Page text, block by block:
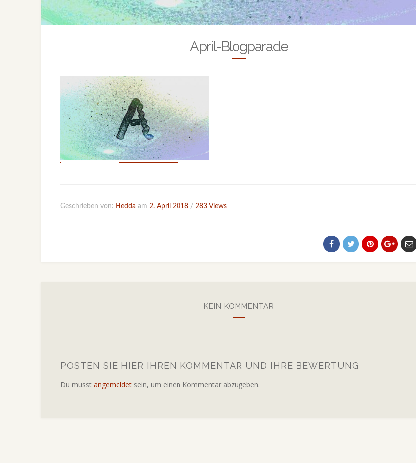
April-Blogparade
Geschrieben von: Hedda am 2. April 2018 / 283 Views
KEIN KOMMENTAR
POSTEN SIE HIER IHREN KOMMENTAR UND IHRE BEWERTUNG
Du musst angemeldet sein, um einen Kommentar abzugeben.